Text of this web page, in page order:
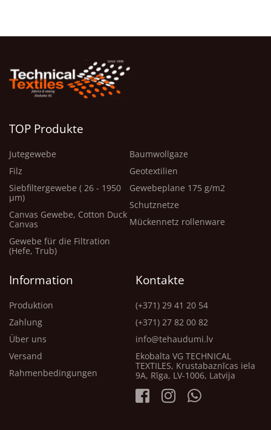
TOP Produkte
Jutegewebe
Filz
Siebfiltergewebe ( 26 - 1950
μm)
Canvas Gewebe, Cotton Duck
Canvas
Gewebe für die Filtration
(Hefe, Trub)
Baumwollgaze
Geotextilien
Gewebeplane 175 g/m2
Schutznetze
Mückennetz rollenware
Information
Produktion
Zahlung
Über uns
Versand
Rahmenbedingungen
Kontakte
(+371) 29 41 20 54
(+371) 27 82 00 82
info@tehaudumi.lv
Ekobalta VG TECHNICAL
TEXTILES, Krustabaznīcas iela
9A, Rīga, LV-1006, Latvija